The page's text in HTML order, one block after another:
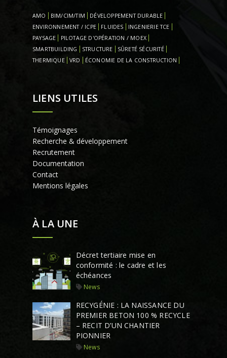
AMO BIM/CIM/TIM
DÉVELOPPEMENT DURABLE
ENVIRONNEMENT / ICPE
FLUIDES
INGENIERIE TCE
PAYSAGE
PILOTAGE D'OPÉRATION / MOEX
SMARTBUILDING
STRUCTURE
SÛRETÉ SÉCURITÉ
THERMIQUE
VRD ÉCONOMIE DE LA CONSTRUCTION
LIENS UTILES
Témoignages
Recherche & développement
Recrutement
Documentation
Contact
Mentions légales
À LA UNE
Décret tertiaire mise en
conformité : le cadre et les
échéances
News
RECYGÉNIE : LA NAISSANCE DU
PREMIER BETON 100 % RECYCLE
– RECIT D’UN CHANTIER
PIONNIER
News